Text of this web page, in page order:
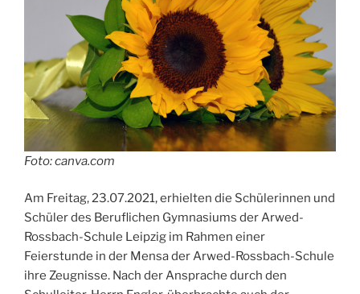
Foto: canva.com
Am Freitag, 23.07.2021, erhielten die Schülerinnen und
Schüler des Beruflichen Gymnasiums der Arwed-
Rossbach-Schule Leipzig im Rahmen einer
Feierstunde in der Mensa der Arwed-Rossbach-Schule
ihre Zeugnisse. Nach der Ansprache durch den